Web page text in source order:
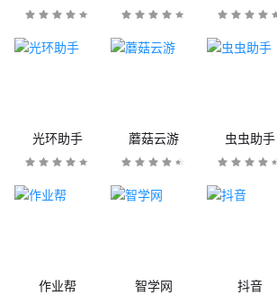
光环助手 蘑菇云游 虫虫助手
作业帮 智学网 抖音